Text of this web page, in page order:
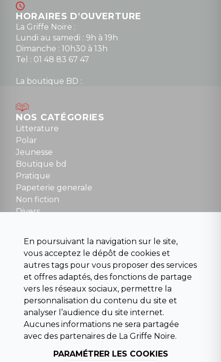
HORAIRES D'OUVERTURE
La Griffe Noire :
Lundi au samedi : 9h à 19h
Dimanche : 10h30 à 13h
Tel : 01 48 83 67 47
La boutique BD :
Mardi au samedi : 10h à 13h / 14h à 19h
Dimanche : 10h30 à 12h30
Tel : 01 48 89 13 88
Fermé le dimanche en Juillet et Août
NOUS CONTACTER
contact@la-griffe-noire.com
NOS CATÉGORIES
Litterature
Polar
Jeunesse
Boutique bd
Pratique
Papeterie generale
Non fiction
Divers
Para scolaire
Histoire
Pochoteque
Pleiade
INFORMATIONS
Droit de rétractation
Conditions générales de vente
En poursuivant la navigation sur le site,
vous acceptez le dépôt de cookies et
autres tags pour vous proposer des services
et offres adaptés, des fonctions de partage
vers les réseaux sociaux, permettre la
personnalisation du contenu du site et
analyser l’audience du site internet.
Aucunes informations ne sera partagée
avec des partenaires de La Griffe Noire.
PARAMÉTRER LES COOKIES